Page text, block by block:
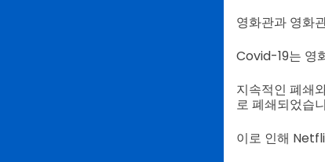
영화관과 영화
Covid-19는 영
지속적인 폐쇄
로 폐쇄되었습
이로 인해